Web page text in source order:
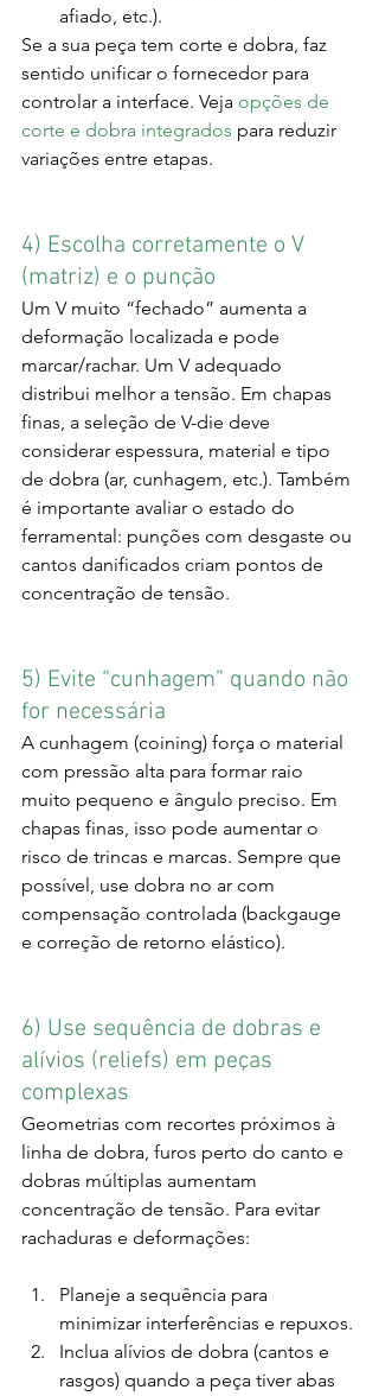
afiado, etc.).
Se a sua peça tem corte e dobra, faz
sentido unificar o fornecedor para
controlar a interface. Veja opções de
corte e dobra integrados para reduzir
variações entre etapas.
4) Escolha corretamente o V
(matriz) e o punção
Um V muito “fechado” aumenta a
deformação localizada e pode
marcar/rachar. Um V adequado
distribui melhor a tensão. Em chapas
finas, a seleção de V-die deve
considerar espessura, material e tipo
de dobra (ar, cunhagem, etc.). Também
é importante avaliar o estado do
ferramental: punções com desgaste ou
cantos danificados criam pontos de
concentração de tensão.
5) Evite “cunhagem” quando não
for necessária
A cunhagem (coining) força o material
com pressão alta para formar raio
muito pequeno e ângulo preciso. Em
chapas finas, isso pode aumentar o
risco de trincas e marcas. Sempre que
possível, use dobra no ar com
compensação controlada (backgauge
e correção de retorno elástico).
6) Use sequência de dobras e
alívios (reliefs) em peças
complexas
Geometrias com recortes próximos à
linha de dobra, furos perto do canto e
dobras múltiplas aumentam
concentração de tensão. Para evitar
rachaduras e deformações:
Planeje a sequência para
minimizar interferências e repuxos.
Inclua alívios de dobra (cantos e
rasgos) quando a peça tiver abas